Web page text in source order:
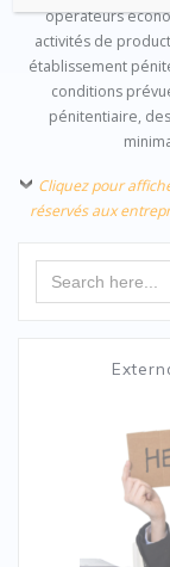
opérateurs
activités de
établissement
conditions
pénitentiaire,
Cliquez pour
réservés aux